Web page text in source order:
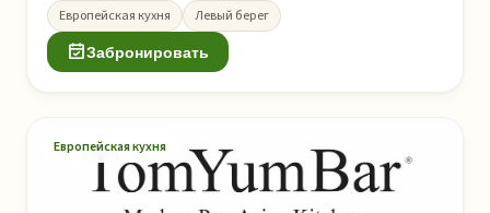
Европейская кухня Левый берег
Забронировать
Европейская кухня